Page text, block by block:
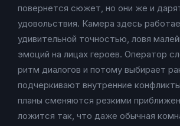
повернется сюжет, но они же и
удовольствия. Камера здесь
удивительной точностью, ловя
эмоций на лицах героев. Оператор
ритм диалогов и потому выбирает
подчеркивают внутренние
планы сменяются резкими
ложится так, что даже обычная